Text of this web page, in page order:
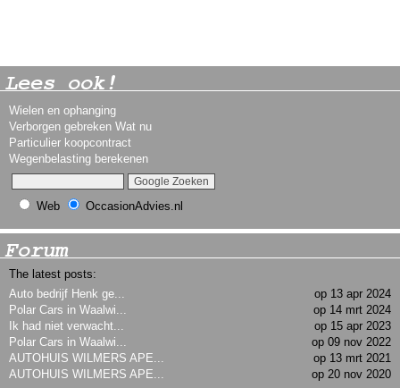
Lees ook!
Wielen en ophanging
Verborgen gebreken Wat nu
Particulier koopcontract
Wegenbelasting berekenen
Web OccasionAdvies.nl
Forum
The latest posts:
op 13 apr 2024
Auto bedrijf Henk ge...
op 14 mrt 2024
Polar Cars in Waalwi...
op 15 apr 2023
Ik had niet verwacht...
op 09 nov 2022
Polar Cars in Waalwi...
op 13 mrt 2021
AUTOHUIS WILMERS APE...
op 20 nov 2020
AUTOHUIS WILMERS APE...